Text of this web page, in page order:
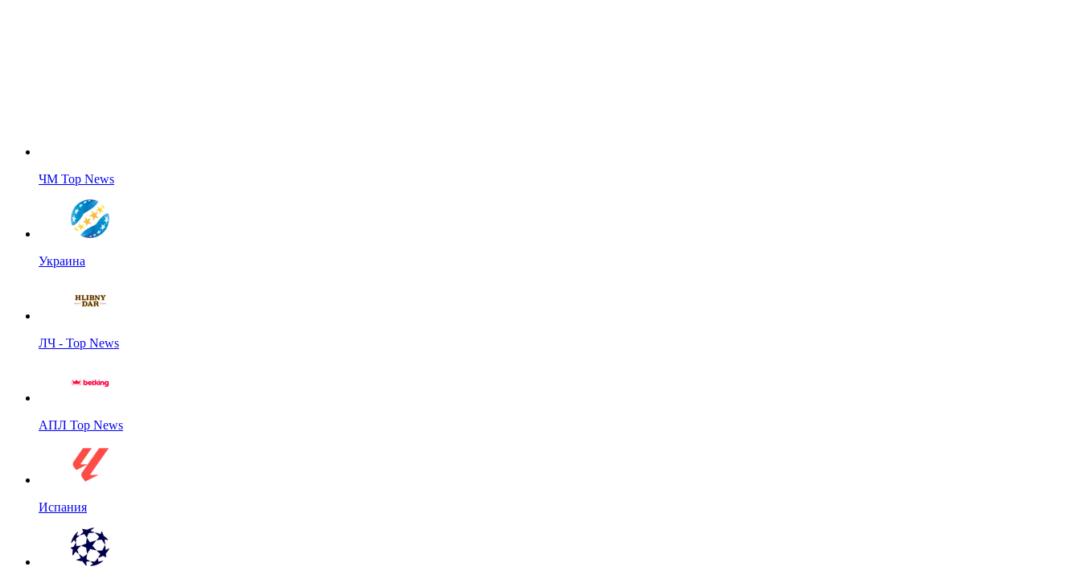
ЧМ Top News
Украина
ЛЧ - Top News
АПЛ Top News
Испания